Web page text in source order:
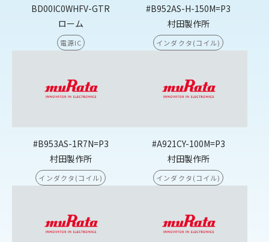
BD00IC0WHFV-GTR
ローム
電源IC
#B952AS-H-150M=P3
村田製作所
インダクタ(コイル)
#B953AS-1R7N=P3
村田製作所
インダクタ(コイル)
#A921CY-100M=P3
村田製作所
インダクタ(コイル)